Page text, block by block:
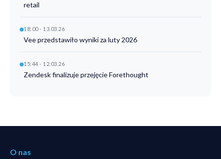
retail
18:00 - 13.03.26
Vee przedstawiło wyniki za luty 2026
15:44 - 12.03.26
Zendesk finalizuje przejęcie Forethought
O nas